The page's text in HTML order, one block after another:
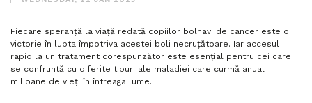
Fiecare speranță la viață redată copiilor bolnavi de cancer este o
victorie în lupta împotriva acestei boli necruțătoare. Iar accesul
rapid la un tratament corespunzător este esențial pentru cei care
se confruntă cu diferite tipuri ale maladiei care curmă anual
milioane de vieți în întreaga lume.